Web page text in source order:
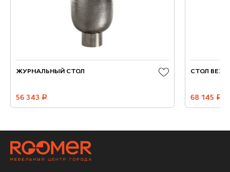
ЖУРНАЛЬНЫЙ СТОЛ
56 343 руб.
СТОЛ
68 145 руб.